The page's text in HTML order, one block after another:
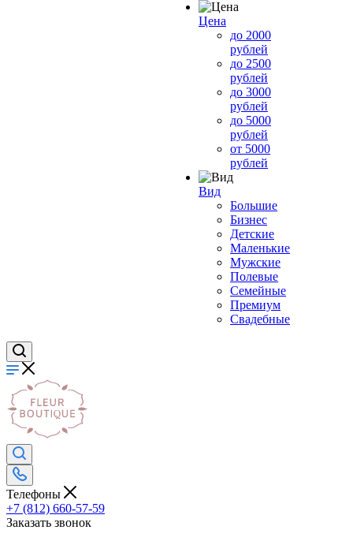
Цена
до 2000
рублей
до 2500
рублей
до 3000
рублей
до 5000
рублей
от 5000
рублей
Вид
Большие
Бизнес
Детские
Маленькие
Мужские
Полевые
Семейные
Премиум
Свадебные
Телефоны
+7 (812) 660-57-59
Заказать звонок